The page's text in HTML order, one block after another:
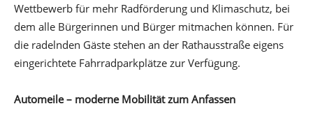
Wettbewerb für mehr Radförderung und Klimaschutz, bei
dem alle Bürgerinnen und Bürger mitmachen können. Für
die radelnden Gäste stehen an der Rathausstraße eigens
eingerichtete Fahrradparkplätze zur Verfügung.
Automeile – moderne Mobilität zum Anfassen